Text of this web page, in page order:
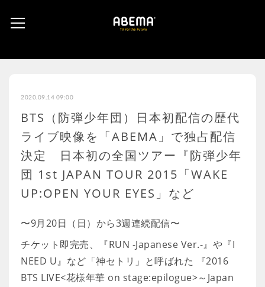
2020.09.14 09:00
BTS（防弾少年団）日本初配信の歴代
ライブ映像を「ABEMA」で独占配信
決定 日本初の全国ツアー『防弾少年
団 1st JAPAN TOUR 2015「WAKE
UP:OPEN YOUR EYES」など
〜9月20日（日）から3週連続配信〜
チケット即完売、『RUN -Japanese Ver.-』や『I
NEED U』など「神セトリ」と呼ばれた 『2016
BTS LIVE<花様年華 on stage:epilogue>～Japan